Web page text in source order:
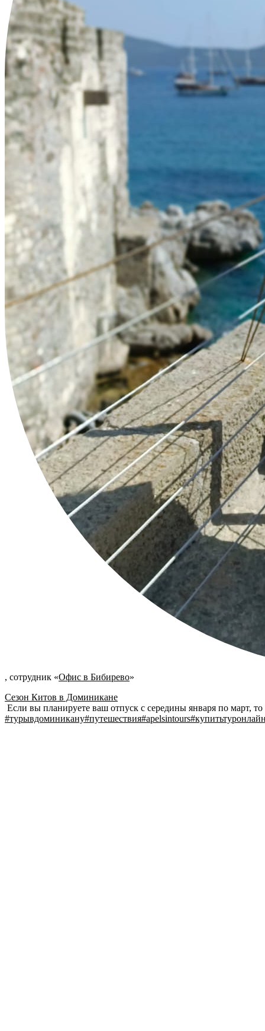
, сотрудник «Офис в Бибирево»
Сезон Китов в Доминикане
Если вы планируете ваш отпуск с середины января по март,
#турывдоминикану#путешествия#apelsintours